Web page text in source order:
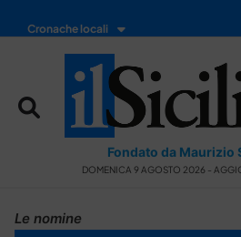
Cronache locali
Fondato da Maurizio
DOMENICA 9 AGOSTO 2026 -
Le nomine